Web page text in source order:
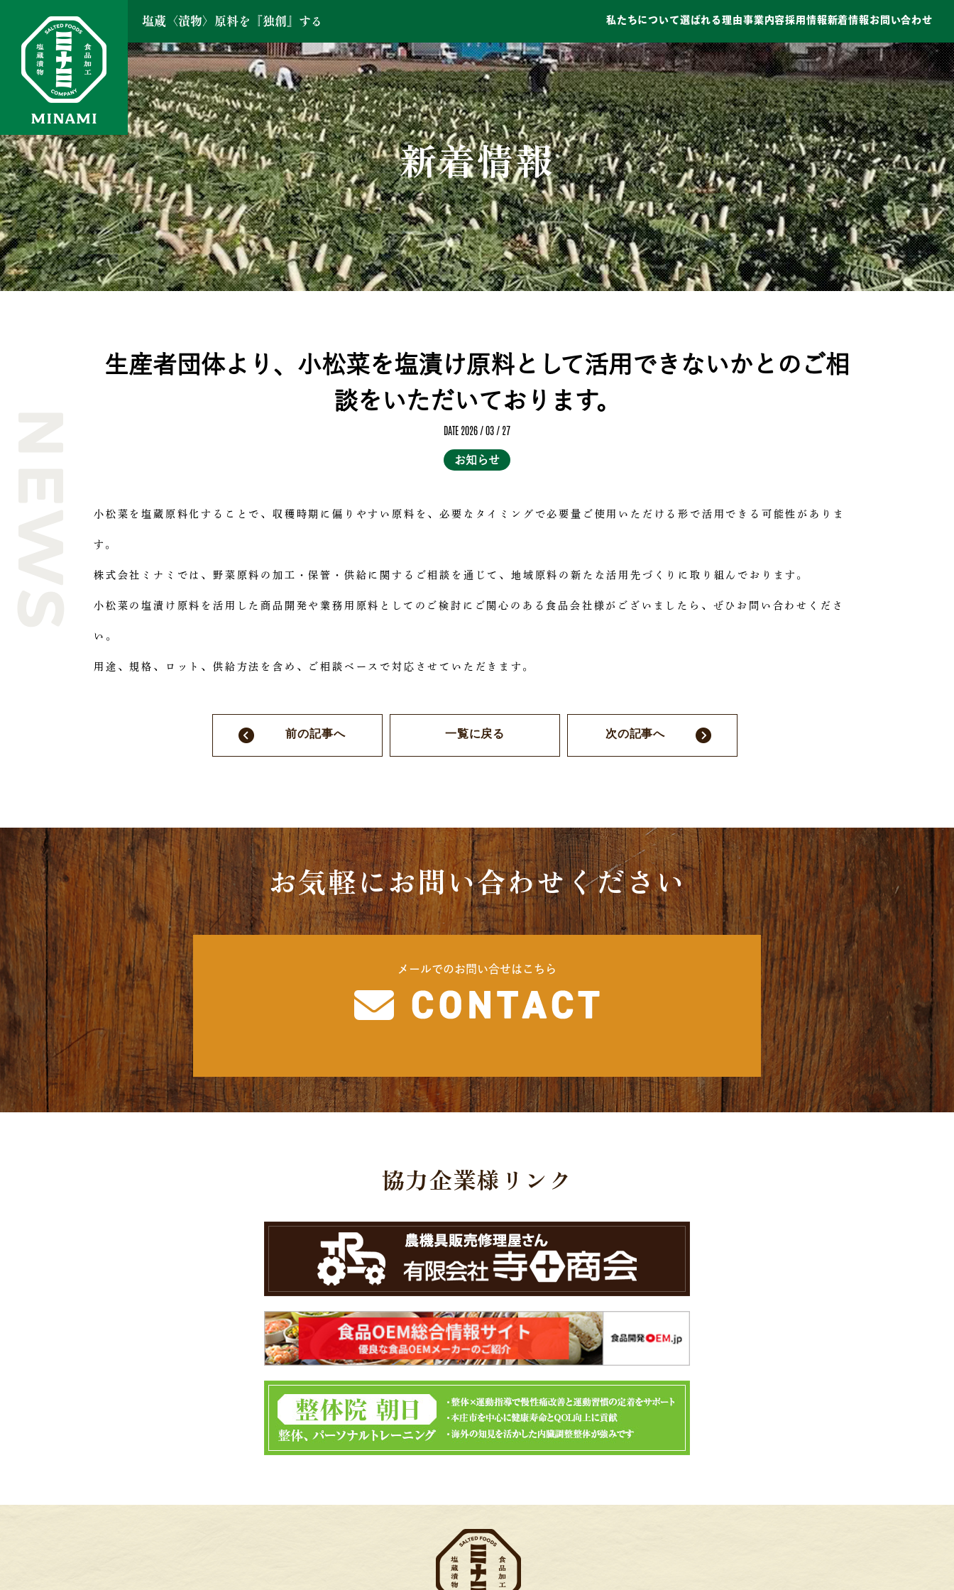
塩蔵〈漬物〉原料を『独創』する 私たちについて選ばれる理由事業内容採用情報新着情報お問い合わせ
新着情報
生産者団体より、小松菜を塩漬け原料として活用できないかとのご相
談をいただいております。
DATE 2026 / 03 / 27
お知らせ
小松菜を塩蔵原料化することで、収穫時期に偏りやすい原料を、必要なタイミングで必要量ご使用いただける形で活用できる可能性がありま
す。
株式会社ミナミでは、野菜原料の加工・保管・供給に関するご相談を通じて、地域原料の新たな活用先づくりに取り組んでおります。
小松菜の塩漬け原料を活用した商品開発や業務用原料としてのご検討にご関心のある食品会社様がございましたら、ぜひお問い合わせくださ
い。
用途、規格、ロット、供給方法を含め、ご相談ベースで対応させていただきます。
前の記事へ 一覧に戻る 次の記事へ
お気軽にお問い合わせください
メールでのお問い合せはこちら
協力企業様リンク